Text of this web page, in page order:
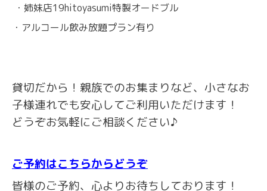
・姉妹店19hitoyasumi特製オードブル
・アルコール飲み放題プラン有り
貸切だから！親族でのお集まりなど、小さなお
子様連れでも安心してご利用いただけます！
どうぞお気軽にご相談ください♪
ご予約はこちらからどうぞ
皆様のご予約、心よりお待ちしております！